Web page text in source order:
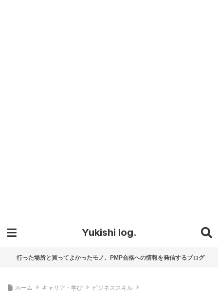
Yukishi log.
行った場所と買ってよかったモノ、PMP合格への情報を発信するブログ
ホーム キャリア・学び ビジネススキル